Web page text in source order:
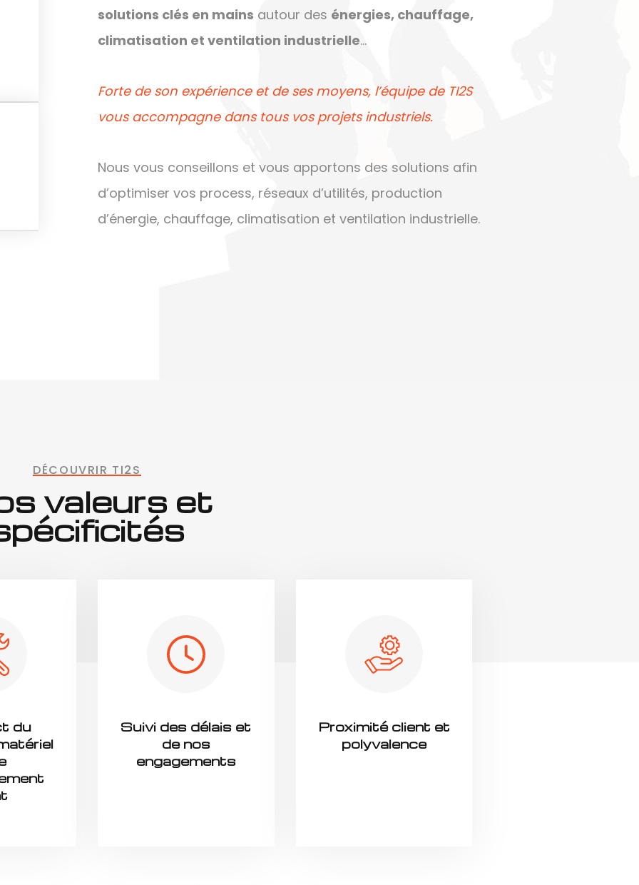
solutions clés en mains autour des énergies, chauffage,
climatisation et ventilation industrielle…
Forte de son expérience et de ses moyens, l’équipe de TI2S
vous accompagne dans tous vos projets industriels.
Nous vous conseillons et vous apportons des solutions afin
d’optimiser vos process, réseaux d’utilités, production
d’énergie, chauffage, climatisation et ventilation industrielle.
DÉCOUVRIR TI2S
valeurs et
du
Suivi des délais et
de nos
engagements
Proximité client et
polyvalence